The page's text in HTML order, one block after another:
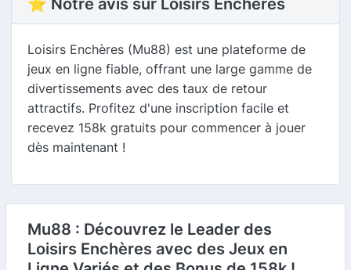
Loisirs Enchères (Mu88) est une plateforme de
jeux en ligne fiable, offrant une large gamme de
divertissements avec des taux de retour
attractifs. Profitez d'une inscription facile et
recevez 158k gratuits pour commencer à jouer
dès maintenant !
Mu88 : Découvrez le Leader des
Loisirs Enchères avec des Jeux en